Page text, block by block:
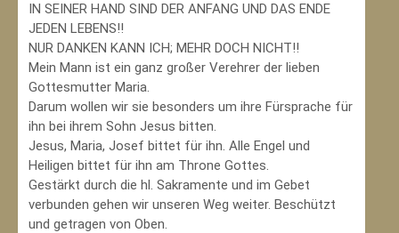
IN SEINER HAND SIND DER ANFANG UND DAS ENDE
JEDEN LEBENS!!
NUR DANKEN KANN ICH; MEHR DOCH NICHT!!
Mein Mann ist ein ganz großer Verehrer der lieben
Gottesmutter Maria.
Darum wollen wir sie besonders um ihre Fürsprache für
ihn bei ihrem Sohn Jesus bitten.
Jesus, Maria, Josef bittet für ihn. Alle Engel und
Heiligen bittet für ihn am Throne Gottes.
Gestärkt durch die hl. Sakramente und im Gebet
verbunden gehen wir unseren Weg weiter. Beschützt
und getragen von Oben.